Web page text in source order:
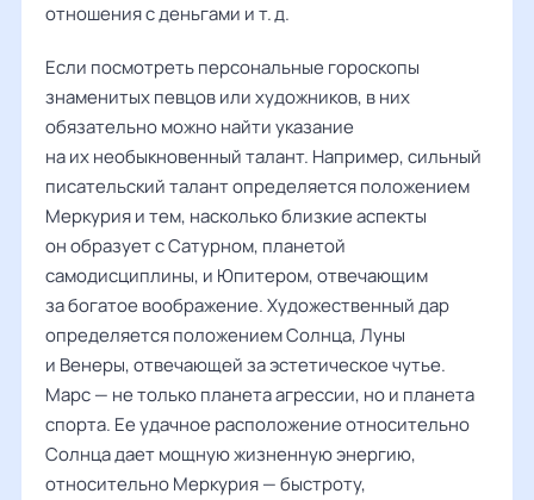
отношения с деньгами и т. д.
Если посмотреть персональные гороскопы
знаменитых певцов или художников, в них
обязательно можно найти указание
на их необыкновенный талант. Например, сильный
писательский талант определяется положением
Меркурия и тем, насколько близкие аспекты
он образует с Сатурном, планетой
самодисциплины, и Юпитером, отвечающим
за богатое воображение. Художественный дар
определяется положением Солнца, Луны
и Венеры, отвечающей за эстетическое чутье.
Марс — не только планета агрессии, но и планета
спорта. Ее удачное расположение относительно
Солнца дает мощную жизненную энергию,
относительно Меркурия — быстроту,